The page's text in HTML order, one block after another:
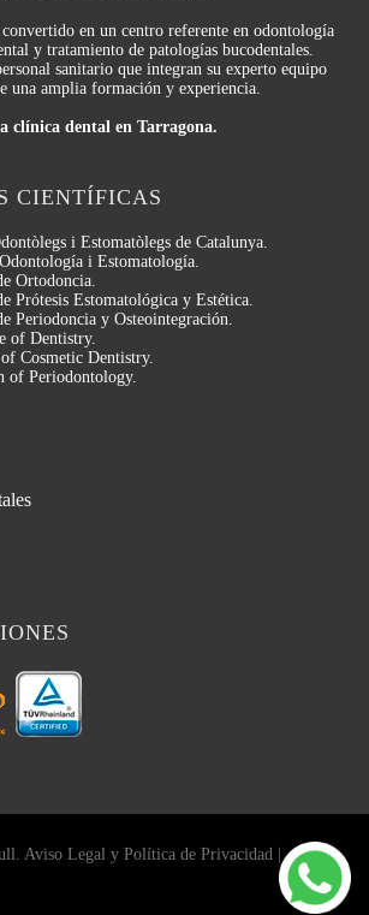
en un centro referente en odontología
y tratamiento de patologías bucodentales.
sanitario que integran su experto equipo
una amplia formación y experiencia.
clínica dental en Tarragona.
CIENTÍFICAS
i Estomatòlegs de Catalunya.
i Estomatología.
Ortodoncia.
Prótesis Estomatológica y Estética.
Periodoncia y Osteointegración.
of Dentistry.
Cosmetic Dentistry.
of Periodontology.
Aviso Legal y Política de Privacidad|